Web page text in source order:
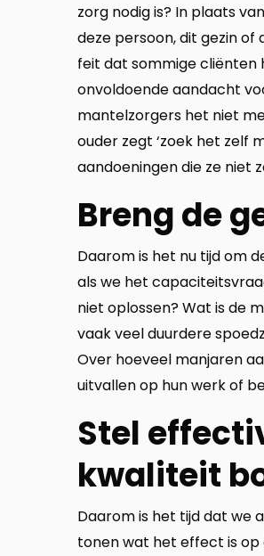
zorg nodig is? In plaats
deze persoon, dit gezin
feit dat sommige cliënten
onvoldoende aandacht
mantelzorgers het niet
ouder zegt ‘zoek het zelf
aandoeningen die ze niet
Breng de
Daarom is het nu tijd om
als we het
niet oplossen? Wat is de
vaak veel duurdere
Over hoeveel manjaren
uitvallen op hun werk of
Stel
kwaliteit
Daarom is het tijd dat we
tonen wat het effect is